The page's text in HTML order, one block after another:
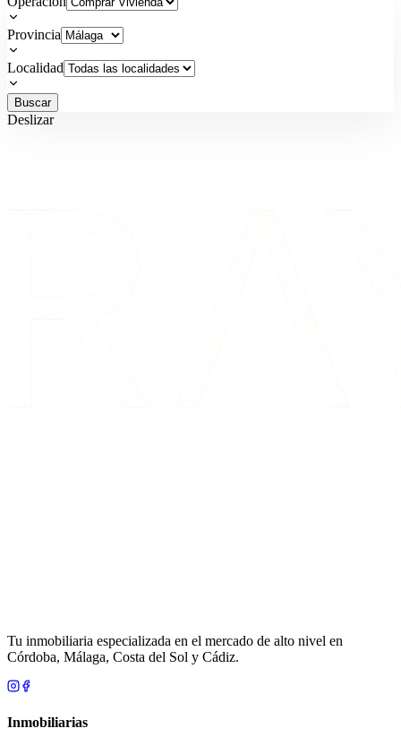
Provincia
Localidad
Buscar
Deslizar
Tu inmobiliaria especializada en el mercado de alto nivel en
Córdoba, Málaga, Costa del Sol y Cádiz.
Inmobiliarias